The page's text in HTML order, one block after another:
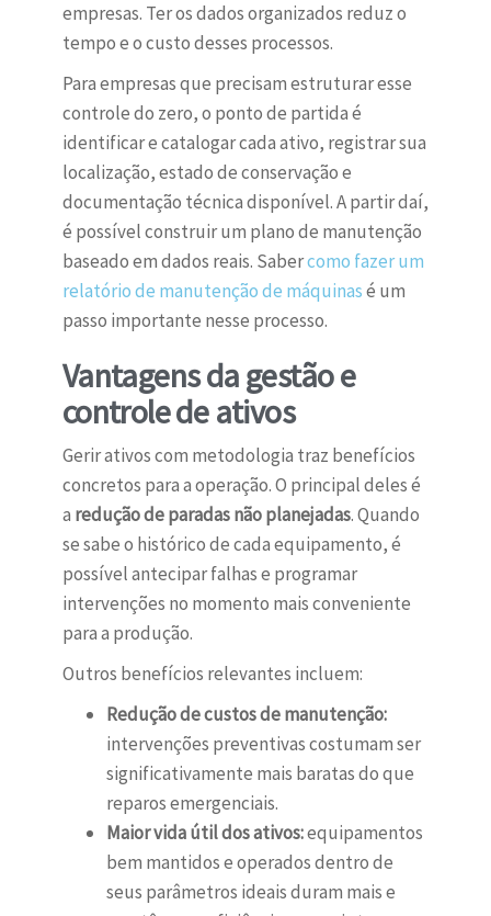
empresas. Ter os dados organizados reduz o
tempo e o custo desses processos.
Para empresas que precisam estruturar esse
controle do zero, o ponto de partida é
identificar e catalogar cada ativo, registrar sua
localização, estado de conservação e
documentação técnica disponível. A partir daí,
é possível construir um plano de manutenção
baseado em dados reais. Sabercomo fazer um
relatório de manutenção de máquinasé um
passo importante nesse processo.
Vantagens da gestão e
controle de ativos
Gerir ativos com metodologia traz benefícios
concretos para a operação. O principal deles é
a redução de paradas não planejadas. Quando
se sabe o histórico de cada equipamento, é
possível antecipar falhas e programar
intervenções no momento mais conveniente
para a produção.
Outros benefícios relevantes incluem:
Redução de custos de manutenção:
intervenções preventivas costumam ser
significativamente mais baratas do que
reparos emergenciais.
Maior vida útil dos ativos:equipamentos
bem mantidos e operados dentro de
seus parâmetros ideais duram mais e